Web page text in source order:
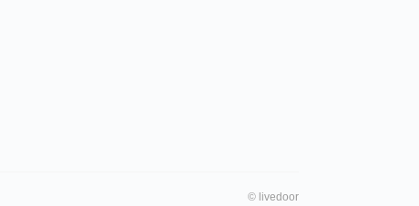
© livedoor